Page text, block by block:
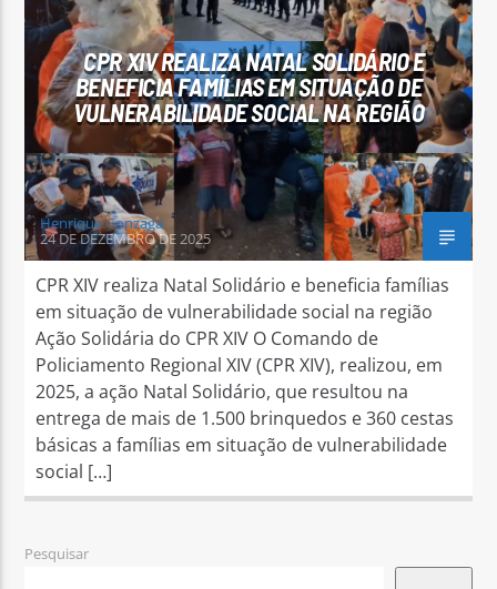
Arara Azul FM
CPR XIV REALIZA NATAL SOLIDÁRIO E
BENEFICIA FAMÍLIAS EM SITUAÇÃO DE
VULNERABILIDADE SOCIAL NA REGIÃO
Henrique Gonzaga
24 DE DEZEMBRO DE 2025
CPR XIV realiza Natal Solidário e beneficia famílias
em situação de vulnerabilidade social na região
Ação Solidária do CPR XIV O Comando de
Policiamento Regional XIV (CPR XIV), realizou, em
2025, a ação Natal Solidário, que resultou na
entrega de mais de 1.500 brinquedos e 360 cestas
básicas a famílias em situação de vulnerabilidade
social […]
Pesquisar